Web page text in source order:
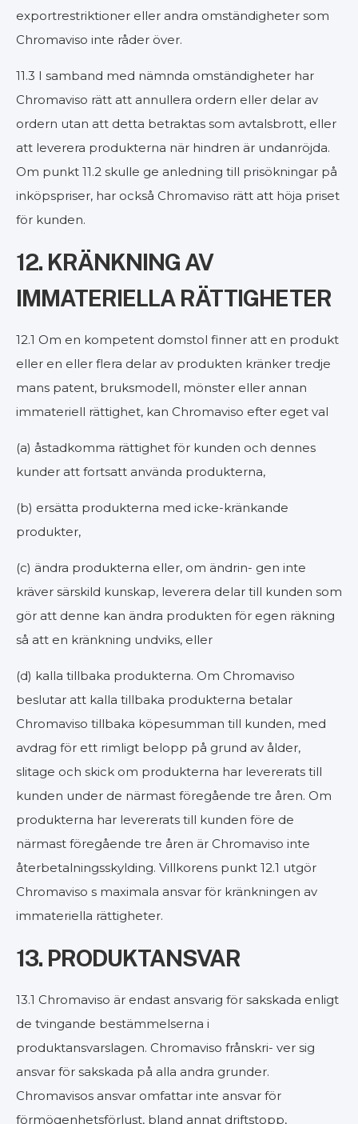
exportrestriktioner eller andra omständigheter som
Chromaviso inte råder över.
11.3 I samband med nämnda omständigheter har
Chromaviso rätt att annullera ordern eller delar av
ordern utan att detta betraktas som avtalsbrott, eller
att leverera produkterna när hindren är undanröjda.
Om punkt 11.2 skulle ge anledning till prisökningar på
inköpspriser, har också Chromaviso rätt att höja priset
för kunden.
12. KRÄNKNING AV
IMMATERIELLA RÄTTIGHETER
12.1 Om en kompetent domstol finner att en produkt
eller en eller flera delar av produkten kränker tredje
mans patent, bruksmodell, mönster eller annan
immateriell rättighet, kan Chromaviso efter eget val
(a) åstadkomma rättighet för kunden och dennes
kunder att fortsatt använda produkterna,
(b) ersätta produkterna med icke-kränkande
produkter,
(c) ändra produkterna eller, om ändrin- gen inte
kräver särskild kunskap, leverera delar till kunden som
gör att denne kan ändra produkten för egen räkning
så att en kränkning undviks, eller
(d) kalla tillbaka produkterna. Om Chromaviso
beslutar att kalla tillbaka produkterna betalar
Chromaviso tillbaka köpesumman till kunden, med
avdrag för ett rimligt belopp på grund av ålder,
slitage och skick om produkterna har levererats till
kunden under de närmast föregående tre åren. Om
produkterna har levererats till kunden före de
närmast föregående tre åren är Chromaviso inte
återbetalningsskylding. Villkorens punkt 12.1 utgör
Chromaviso s maximala ansvar för kränkningen av
immateriella rättigheter.
13. PRODUKTANSVAR
13.1 Chromaviso är endast ansvarig för sakskada enligt
de tvingande bestämmelserna i
produktansvarslagen. Chromaviso frånskri- ver sig
ansvar för sakskada på alla andra grunder.
Chromavisos ansvar omfattar inte ansvar för
förmögenhetsförlust, bland annat driftstopp,